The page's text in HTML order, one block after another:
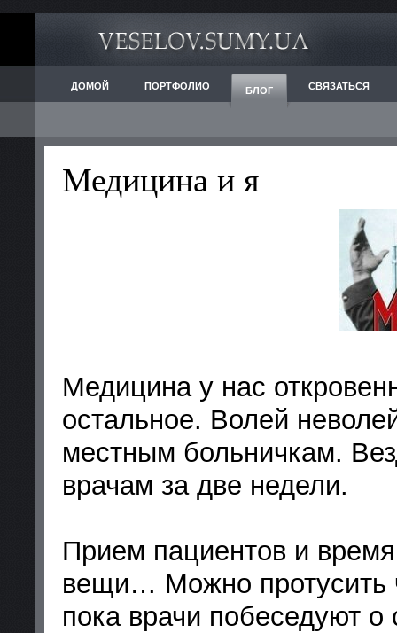
ДОМОЙ ПОРТФОЛИО БЛОГ СВЯЗАТЬСЯ
Медицина и я
Медицина у нас
остальное. Волей
местным больничкам.
врачам за две недели.
Прием пациентов и
вещи… Можно протусить
пока врачи побеседуют